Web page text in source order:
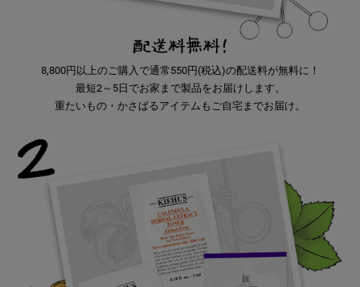
8,800円以上のご購入で通常550円(税込)の配送料が無料に！
最短2～5日でお家まで製品をお届けします。
重たいもの・かさばるアイテムもご自宅までお届け。